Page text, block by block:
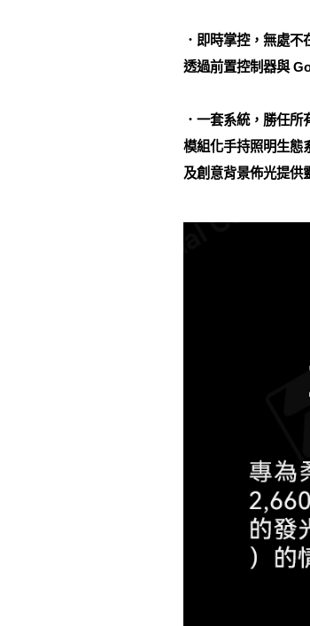
．即時掌控，無處不
透過前置控制器與
．一套系統，勝任所
模組化手持照明生態
及創意背景佈光提供